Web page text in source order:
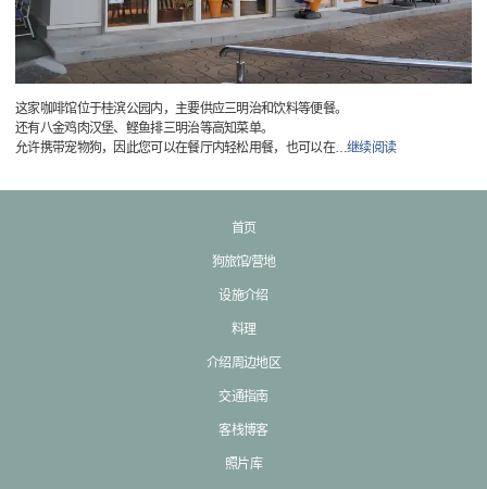
这家咖啡馆位于桂滨公园内，主要供应三明治和饮料等便餐。
还有八金鸡肉汉堡、鲣鱼排三明治等高知菜单。
允许携带宠物狗，因此您可以在餐厅内轻松用餐，也可以在…继续阅读
首页
狗旅馆/营地
设施介绍
料理
介绍周边地区
交通指南
客栈博客
照片库